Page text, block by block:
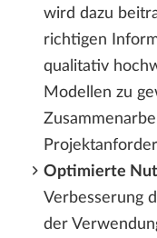
wird dazu
richtigen
qualitativ
Modellen zu
Optimierte
Verbesserung
der